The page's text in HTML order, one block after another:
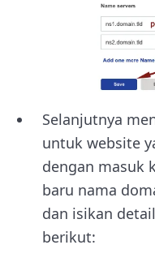
Selanjutnya
untuk website
dengan masuk
baru nama
dan isikan
berikut: